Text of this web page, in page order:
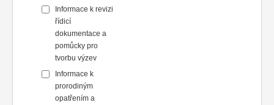
Informace k revizi
řídicí
dokumentace a
pomůcky pro
tvorbu výzev
Informace k
prorodiným
opatřením a